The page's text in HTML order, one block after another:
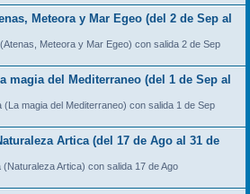
Meteora y Mar Egeo (del 2 de Sep al
Meteora y Mar Egeo) con salida 2 de Sep
magia del Mediterraneo (del 1 de Sep al
(La magia del Mediterraneo) con salida 1 de Sep
Artica (del 17 de Ago al 31 de
(Naturaleza Artica) con salida 17 de Ago